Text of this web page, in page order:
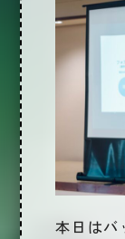
本日はバ